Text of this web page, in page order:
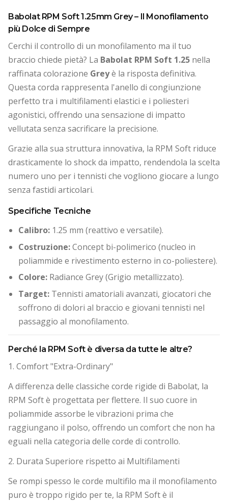
Babolat RPM Soft 1.25mm Grey – Il Monofilamento
più Dolce di Sempre
Cerchi il controllo di un monofilamento ma il tuo
braccio chiede pietà? La Babolat RPM Soft 1.25 nella
raffinata colorazione Greyè la risposta definitiva.
Questa corda rappresenta l'anello di congiunzione
perfetto tra i multifilamenti elastici e i poliesteri
agonistici, offrendo una sensazione di impatto
vellutata senza sacrificare la precisione.
Grazie alla sua struttura innovativa, la RPM Soft riduce
drasticamente lo shock da impatto, rendendola la scelta
numero uno per i tennisti che vogliono giocare a lungo
senza fastidi articolari.
Specifiche Tecniche
Calibro: 1.25 mm (reattivo e versatile).
Costruzione:Concept bi-polimerico (nucleo in
poliammide e rivestimento esterno in co-poliestere).
Colore: Radiance Grey (Grigio metallizzato).
Target: Tennisti amatoriali avanzati, giocatori che
soffrono di dolori al braccio e giovani tennisti nel
passaggio al monofilamento.
Perché la RPM Soft è diversa da tutte le altre?
1. Comfort "Extra-Ordinary"
A differenza delle classiche corde rigide di Babolat, la
RPM Soft è progettata per flettere. Il suo cuore in
poliammide assorbe le vibrazioni prima che
raggiungano il polso, offrendo un comfort che non ha
eguali nella categoria delle corde di controllo.
2. Durata Superiore rispetto ai Multifilamenti
Se rompi spesso le corde multifilo ma il monofilamento
puro è troppo rigido per te, la RPM Soft è il